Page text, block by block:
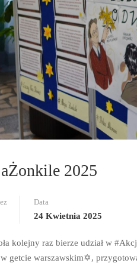
2025
Data
24 Kwietnia 2025
kolejny raz bierze udział w
getcie warszawskim✡️,